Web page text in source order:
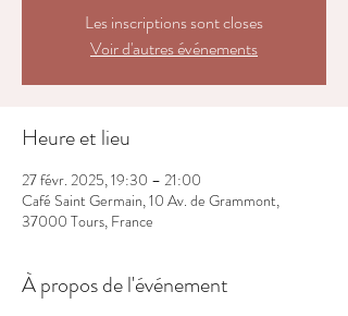
Les inscriptions sont closes
Voir d'autres événements
Heure et lieu
27 févr. 2025, 19:30 – 21:00
Café Saint Germain, 10 Av. de Grammont,
37000 Tours, France
À propos de l'événement